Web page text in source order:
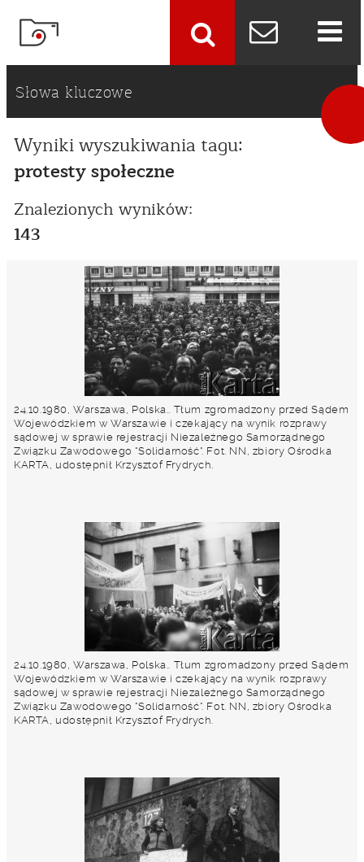
Słowa kluczowe
Wyniki wyszukiwania tagu:
protesty społeczne
Znalezionych wyników:
143
24.10.1980, Warszawa, Polska.. Tłum zgromadzony przed Sądem
Wojewódzkiem w Warszawie i czekający na wynik rozprawy
sądowej w sprawie rejestracji Niezależnego Samorządnego
Związku Zawodowego "Solidarność". Fot. NN, zbiory Ośrodka
KARTA, udostępnił Krzysztof Frydrych.
24.10.1980, Warszawa, Polska.. Tłum zgromadzony przed Sądem
Wojewódzkiem w Warszawie i czekający na wynik rozprawy
sądowej w sprawie rejestracji Niezależnego Samorządnego
Związku Zawodowego "Solidarność". Fot. NN, zbiory Ośrodka
KARTA, udostępnił Krzysztof Frydrych.